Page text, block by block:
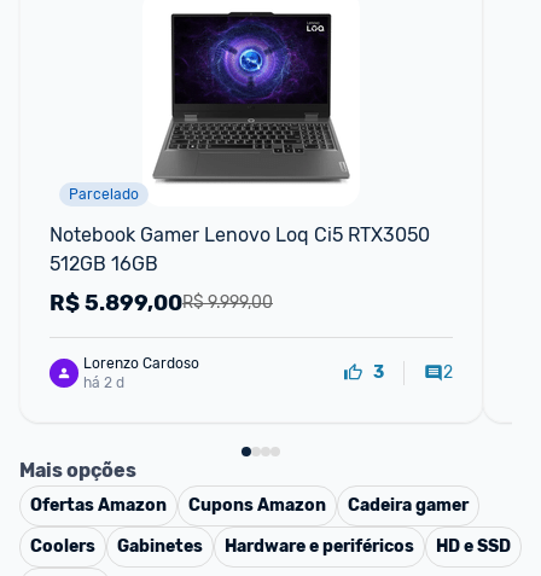
Parcelado
Notebook Gamer Lenovo Loq Ci5 RTX3050
512GB 16GB
R$ 9.999,00
R$5.899,00
Lorenzo Cardoso
há 2 d
3 2
Mais opções
OfertasAmazon CuponsAmazon
Cadeira gamer
Coolers
Gabinetes Hardware e periféricos
HD e SSD